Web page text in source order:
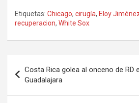
Etiquetas: Chicago, cirugía, Eloy
recuperacion, White Sox
de
entradas
Costa Rica golea al onceno de RD
Guadalajara